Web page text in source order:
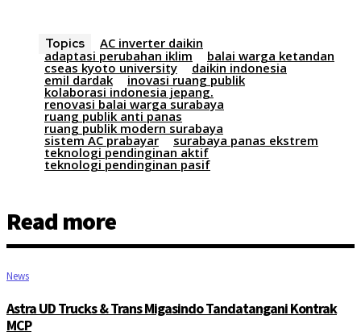
Topics
AC inverter daikin
adaptasi perubahan iklim
balai warga ketandan
cseas kyoto university daikin indonesia
emil dardak inovasi ruang publik
kolaborasi indonesia jepang.
renovasi balai warga surabaya
ruang publik anti panas
ruang publik modern surabaya
sistem AC prabayar surabaya panas ekstrem
teknologi pendinginan aktif
teknologi pendinginan pasif
Read more
News
Astra UD Trucks & Trans Migasindo Tandatangani Kontrak
MCP